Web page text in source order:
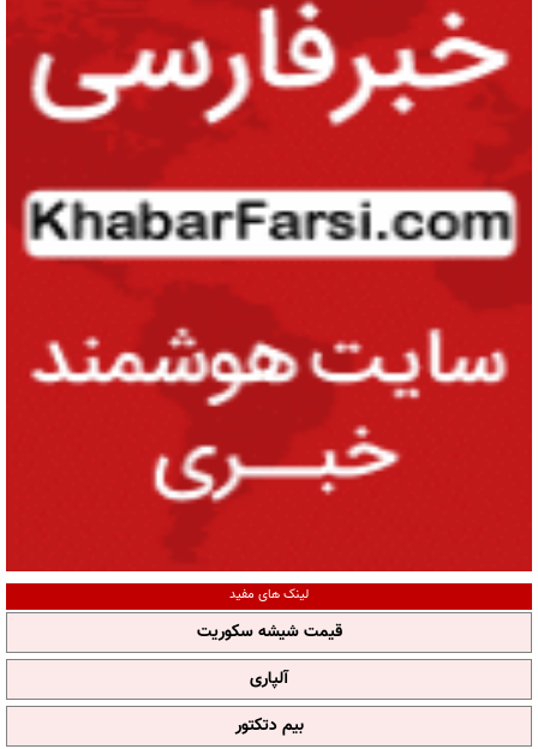
لینک های مفید
قیمت شیشه سکوریت
آلپاری
بیم دتکتور